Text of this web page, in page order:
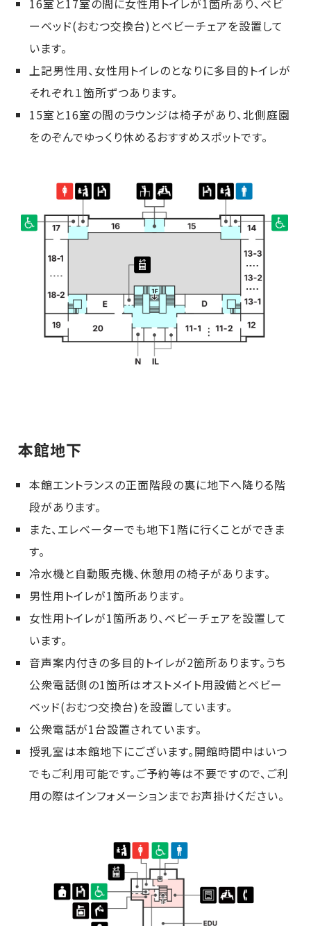
16室と17室の間に女性用トイレが1箇所あり、ベビ
ーベッド(おむつ交換台)とベビーチェアを設置して
います。
上記男性用、女性用トイレのとなりに多目的トイレが
それぞれ１箇所ずつあります。
15室と16室の間のラウンジは椅子があり、北側庭園
をのぞんでゆっくり休めるおすすめスポットです。
本館地下
本館エントランスの正面階段の裏に地下へ降りる階
段があります。
また、エレベーターでも地下1階に行くことができま
す。
冷水機と自動販売機、休憩用の椅子があります。
男性用トイレが1箇所あります。
女性用トイレが1箇所あり、ベビーチェアを設置して
います。
音声案内付きの多目的トイレが2箇所あります。うち
公衆電話側の1箇所はオストメイト用設備とベビー
ベッド(おむつ交換台)を設置しています。
公衆電話が1台設置されています。
授乳室は本館地下にございます。開館時間中はいつ
でもご利用可能です。ご予約等は不要ですので、ご利
用の際はインフォメーションまでお声掛けください。